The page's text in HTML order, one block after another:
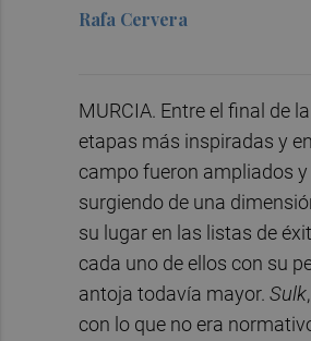
Rafa Cervera
MURCIA. Entre el final de
etapas más inspiradas y
campo fueron ampliados
surgiendo de una
su lugar en las listas de
cada uno de ellos con su
antoja todavía mayor. Sulk
con lo que no era